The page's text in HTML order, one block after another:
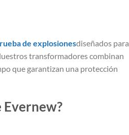
de explosionesdiseñados para
transformadores combinan
que garantizan una protección
Evernew?